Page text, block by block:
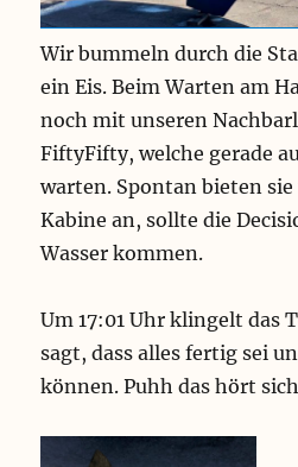
Wir bummeln durch die
ein Eis. Beim Warten am
noch mit unseren
FiftyFifty, welche gerade
warten. Spontan bieten
Kabine an, sollte die
Wasser kommen.
Um 17:01 Uhr klingelt das
sagt, dass alles fertig sei
können. Puhh das hört